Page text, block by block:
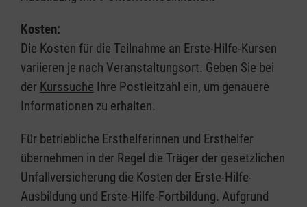
Kosten:
Die Kosten für die Teilnahme an Erste-Hilfe-Kursen
variieren je nach Veranstaltungsort. Geben Sie bei
der Kurssuche Ihre Postleitzahl ein, um genauere
Informationen zu erhalten.
Für betriebliche Ersthelferinnen und Ersthelfer
übernehmen in der Regel die Träger der gesetzlichen
Unfallversicherung die Kosten der Erste-Hilfe-
Ausbildung und Erste-Hilfe-Fortbildung. Aufgrund